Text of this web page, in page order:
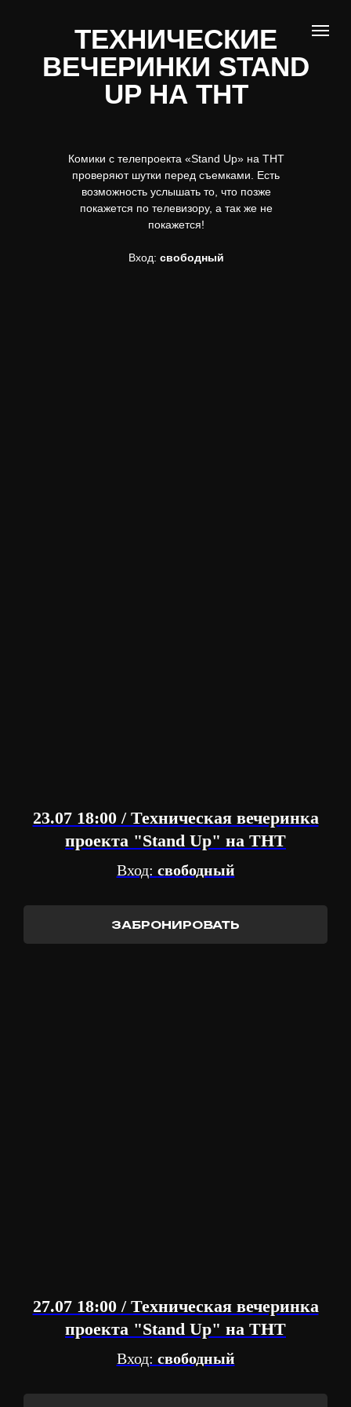
ТЕХНИЧЕСКИЕ
ВЕЧЕРИНКИ STAND
UP НА ТНТ
Комики с телепроекта «Stand Up» на ТНТ
проверяют шутки перед съемками. Есть
возможность услышать то, что позже
покажется по телевизору, а так же не
покажется!
Вход: свободный
23.07 18:00 / Техническая вечеринка
проекта "Stand Up" на ТНТ
Вход: свободный
ЗАБРОНИРОВАТЬ
27.07 18:00 / Техническая вечеринка
проекта "Stand Up" на ТНТ
Вход: свободный